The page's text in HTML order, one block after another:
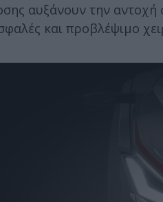
αυξάνουν την αντοχή
και προβλέψιμο